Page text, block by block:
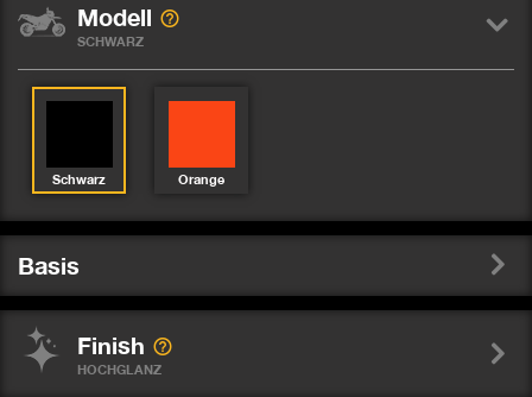
Modell
SCHWARZ
Schwarz Orange
Basis
Finish
HOCHGLANZ